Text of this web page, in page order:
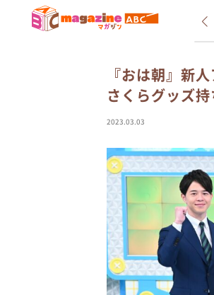
『おは朝』新
さくらグッズ
2023.03.03